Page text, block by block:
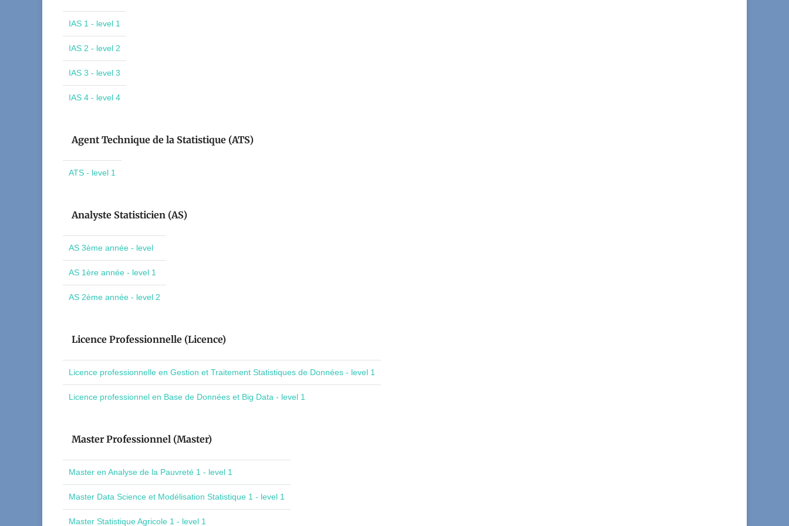
IAS 1 - level 1
IAS 2 - level 2
IAS 3 - level 3
IAS 4 - level 4
Agent Technique de la Statistique (ATS)
ATS - level 1
Analyste Statisticien (AS)
AS 3ème année - level
AS 1ère année - level 1
AS 2ème année - level 2
Licence Professionnelle (Licence)
Licence professionnelle en Gestion et Traitement Statistiques de Données - level 1
Licence professionnel en Base de Données et Big Data - level 1
Master Professionnel (Master)
Master en Analyse de la Pauvreté 1 - level 1
Master Data Science et Modélisation Statistique 1 - level 1
Master Statistique Agricole 1 - level 1